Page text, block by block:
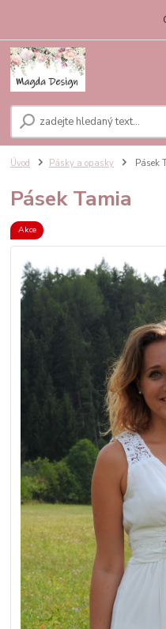
Úvod Pásky a opasky Pásek
Pásek Tamia
Akce